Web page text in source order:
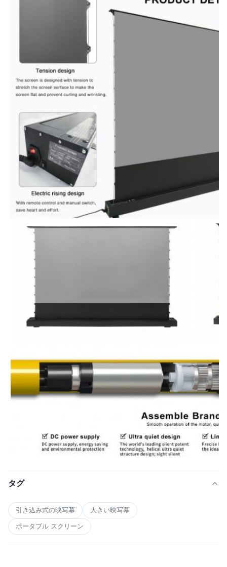
タグ
引き込み式の映写幕 大きい映写幕
ポータブル スクリーン